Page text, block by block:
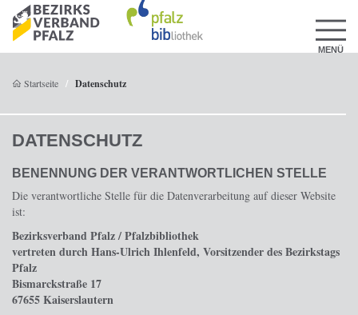
MENÜ
Startseite Datenschutz
DATENSCHUTZ
BENENNUNG DER VERANTWORTLICHEN STELLE
Die verantwortliche Stelle für die Datenverarbeitung auf dieser Website
ist:
Bezirksverband Pfalz / Pfalzbibliothek
vertreten durch Hans-Ulrich Ihlenfeld, Vorsitzender des Bezirkstags
Pfalz
Bismarckstraße 17
67655Kaiserslautern